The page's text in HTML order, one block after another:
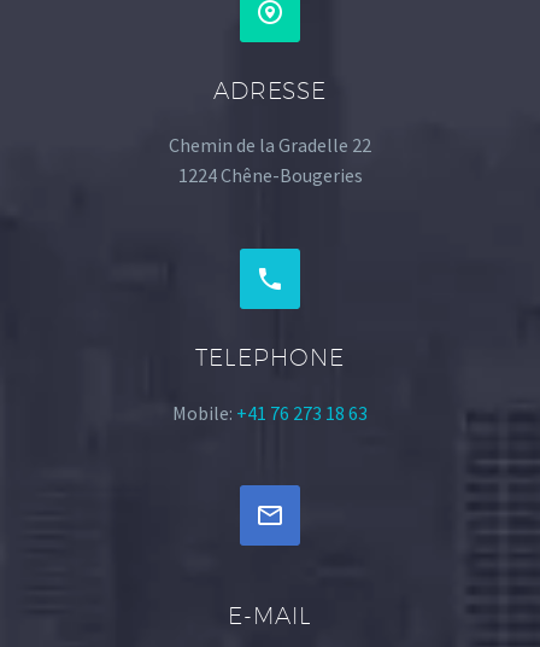


ADRESSE
Chemin de la Gradelle 22
1224 Chêne-Bougeries


TELEPHONE
Mobile: +41 76 273 18 63


E-MAIL